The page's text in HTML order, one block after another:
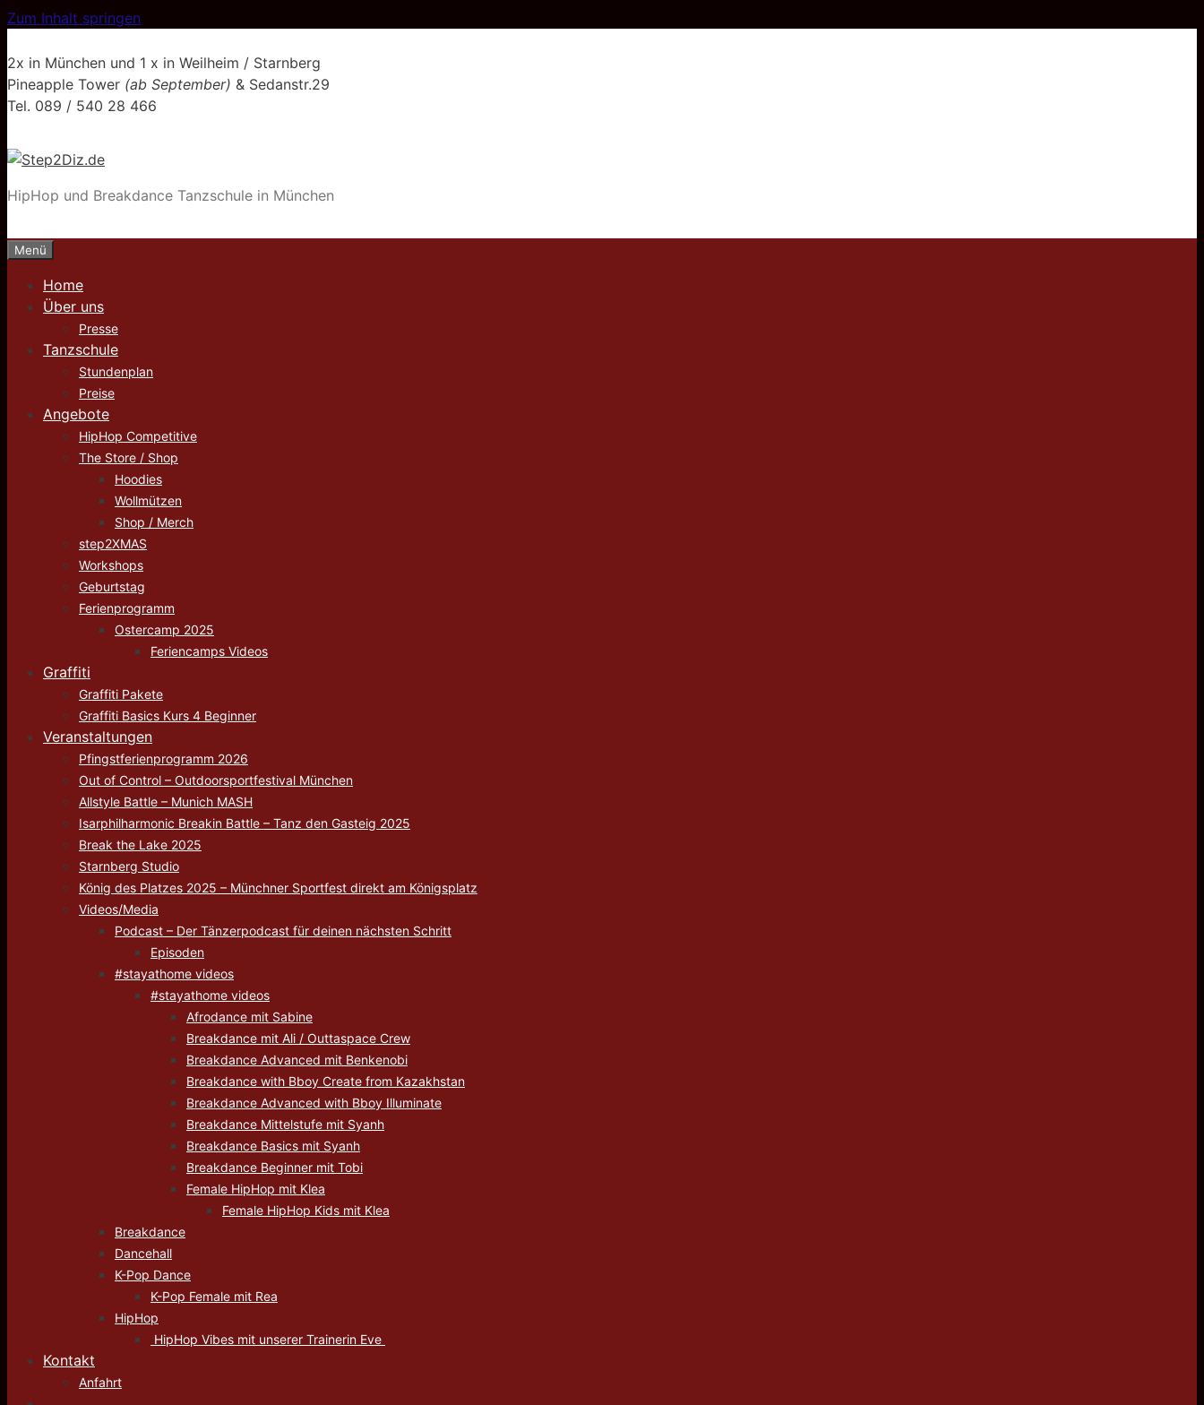
Zum Inhalt springen
2x in München und 1 x in Weilheim / Starnberg
Pineapple Tower (ab September) & Sedanstr.29
Tel. 089 / 540 28 466
HipHop und Breakdance Tanzschule in München
Menü
Home
Über uns
Presse
Tanzschule
Stundenplan
Preise
Angebote
HipHop Competitive
The Store / Shop
Hoodies
Wollmützen
Shop / Merch
step2XMAS
Workshops
Geburtstag
Ferienprogramm
Ostercamp 2025
Feriencamps Videos
Graffiti
Graffiti Pakete
Graffiti Basics Kurs 4 Beginner
Veranstaltungen
Pfingstferienprogramm 2026
Out of Control – Outdoorsportfestival München
Allstyle Battle – Munich MASH
Isarphilharmonic Breakin Battle – Tanz den Gasteig 2025
Break the Lake 2025
Starnberg Studio
König des Platzes 2025 – Münchner Sportfest direkt am Königsplatz
Videos/Media
Podcast – Der Tänzerpodcast für deinen nächsten Schritt
Episoden
#stayathome videos
#stayathome videos
Afrodance mit Sabine
Breakdance mit Ali / Outtaspace Crew
Breakdance Advanced mit Benkenobi
Breakdance with Bboy Create from Kazakhstan
Breakdance Advanced with Bboy Illuminate
Breakdance Mittelstufe mit Syanh
Breakdance Basics mit Syanh
Breakdance Beginner mit Tobi
Female HipHop mit Klea
Female HipHop Kids mit Klea
Breakdance
Dancehall
K-Pop Dance
K-Pop Female mit Rea
HipHop
HipHop Vibes mit unserer Trainerin Eve
Kontakt
Anfahrt